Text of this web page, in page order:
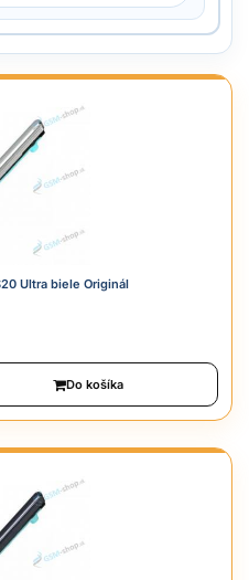
Ultra biele Originál
Do košíka